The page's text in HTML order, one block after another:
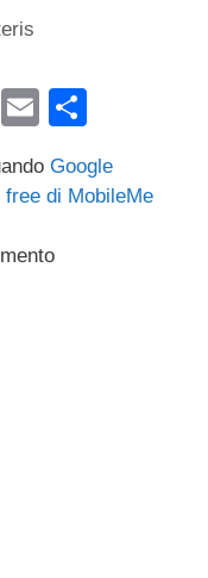
W E
ail n
Google
di MobileMe